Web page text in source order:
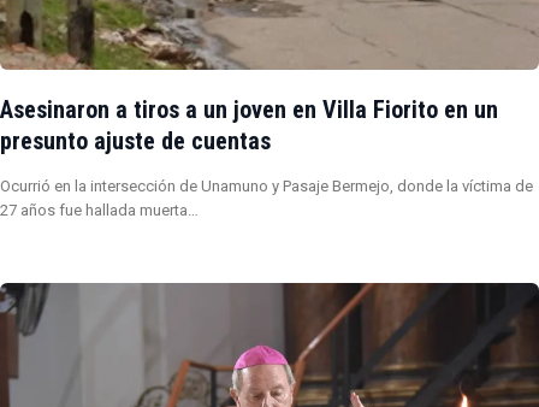
Asesinaron a tiros a un joven en Villa Fiorito en un
presunto ajuste de cuentas
Ocurrió en la intersección de Unamuno y Pasaje Bermejo, donde la víctima de
27 años fue hallada muerta…